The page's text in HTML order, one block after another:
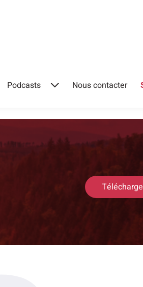
Podcasts Nous contacter